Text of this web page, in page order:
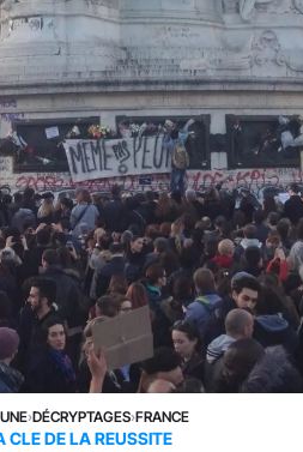
›DÉCRYPTAGES›FRANCE
CLE DE LA REUSSITE